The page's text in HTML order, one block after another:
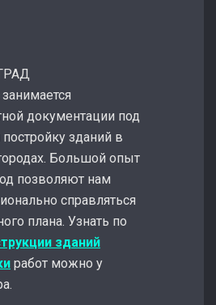
документации под
зданий в
Большой опыт
позволяют нам
справляться
плана. Узнать по
зданий
работ можно у